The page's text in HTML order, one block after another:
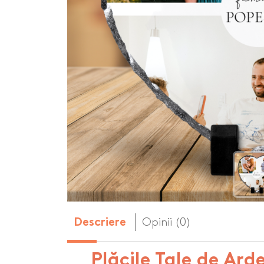
Body-uri copii personalizate
Brelocuri personalizate
Brichete personalizate
Briceag personalizat
Dop
de vin
personalizate
Genti de plaja
Genti sport
Ghiozdane
Halbe de bere
Huse
Descriere Opinii (0)